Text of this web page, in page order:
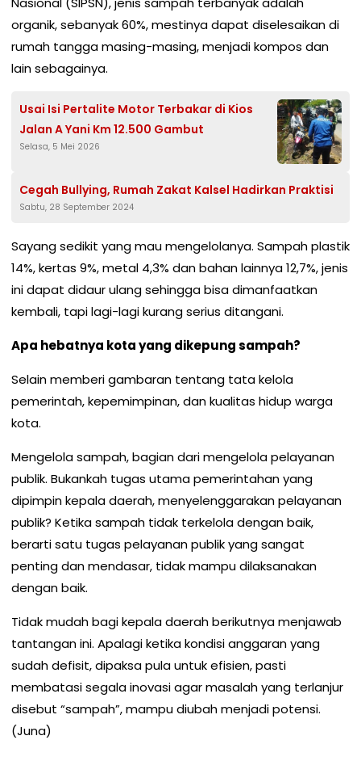
organik, sebanyak 60%, mestinya dapat diselesaikan di
rumah tangga masing-masing, menjadi kompos dan
lain sebagainya.
Usai Isi Pertalite Motor Terbakar di Kios
Jalan A Yani Km 12.500 Gambut
Selasa, 5 Mei 2026
Cegah Bullying, Rumah Zakat Kalsel Hadirkan Praktisi
Sabtu, 28 September 2024
Sayang sedikit yang mau mengelolanya. Sampah plastik
14%, kertas 9%, metal 4,3% dan bahan lainnya 12,7%, jenis
ini dapat didaur ulang sehingga bisa dimanfaatkan
kembali, tapi lagi-lagi kurang serius ditangani.
Apa hebatnya kota yang dikepung sampah?
Selain memberi gambaran tentang tata kelola
pemerintah, kepemimpinan, dan kualitas hidup warga
kota.
Mengelola sampah, bagian dari mengelola pelayanan
publik. Bukankah tugas utama pemerintahan yang
dipimpin kepala daerah, menyelenggarakan pelayanan
publik? Ketika sampah tidak terkelola dengan baik,
berarti satu tugas pelayanan publik yang sangat
penting dan mendasar, tidak mampu dilaksanakan
dengan baik.
Tidak mudah bagi kepala daerah berikutnya menjawab
tantangan ini. Apalagi ketika kondisi anggaran yang
sudah defisit, dipaksa pula untuk efisien, pasti
membatasi segala inovasi agar masalah yang terlanjur
disebut “sampah”, mampu diubah menjadi potensi.
(Juna)